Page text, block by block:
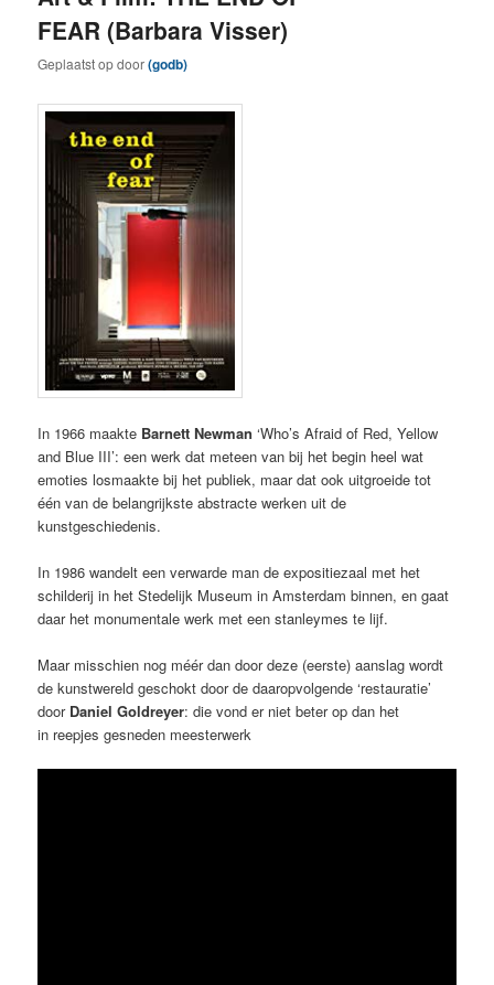
FEAR (Barbara Visser)
Geplaatst opdoor(godb)
In 1966 maakte Barnett Newman ‘Who’s Afraid of Red, Yellow
and Blue III’: een werk dat meteen van bij het begin heel wat
emoties losmaakte bij het publiek, maar dat ook uitgroeide tot
één van de belangrijkste abstracte werken uit de
kunstgeschiedenis.
In 1986 wandelt een verwarde man de expositiezaal met het
schilderij in het Stedelijk Museum in Amsterdam binnen, en gaat
daar het monumentale werk met een stanleymes te lijf.
Maar misschien nog méér dan door deze (eerste) aanslag wordt
de kunstwereld geschokt door de daaropvolgende ‘restauratie’
door Daniel Goldreyer: die vond er niet beter op dan het
in reepjes gesneden meesterwerk